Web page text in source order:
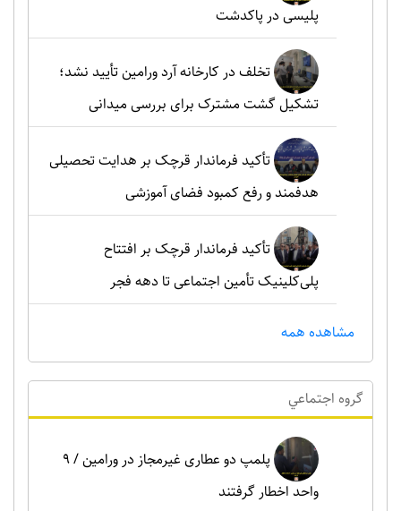
پلیسی در پاکدشت
تخلف در کارخانه آرد ورامین تأیید نشد؛
تشکیل گشت مشترک برای بررسی میدانی
تأکید فرماندار قرچک بر هدایت تحصیلی
هدفمند و رفع کمبود فضای آموزشی
تأکید فرماندار قرچک بر افتتاح
پلی‌کلینیک تأمین اجتماعی تا دهه فجر
مشاهده همه
گروه اجتماعي
پلمپ دو عطاری غیرمجاز در ورامین / ۹
واحد اخطار گرفتند